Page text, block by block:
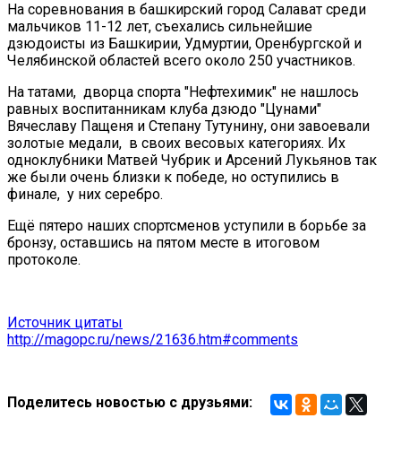
На соревнования в башкирский город Салават среди
мальчиков 11-12 лет, съехались сильнейшие
дзюдоисты из Башкирии, Удмуртии, Оренбургской и
Челябинской областей всего около 250 участников.
На татами, дворца спорта "Нефтехимик" не нашлось
равных воспитанникам клуба дзюдо "Цунами"
Вячеславу Пащеня и Степану Тутунину, они завоевали
золотые медали, в своих весовых категориях. Их
одноклубники Матвей Чубрик и Арсений Лукьянов так
же были очень близки к победе, но оступились в
финале, у них серебро.
Ещё пятеро наших спортсменов уступили в борьбе за
бронзу, оставшись на пятом месте в итоговом
протоколе.
Источник цитаты
http://magopc.ru/news/21636.htm#comments
Поделитесь новостью с друзьями: